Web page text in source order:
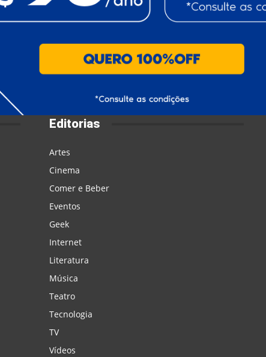
Editorias
Artes
Cinema
Comer e Beber
Eventos
Geek
Internet
Literatura
Música
Teatro
Tecnologia
TV
Vídeos